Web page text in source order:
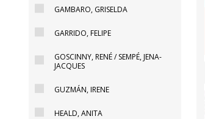
GAMBARO, GRISELDA
GARRIDO, FELIPE
GOSCINNY, RENÉ / SEMPÉ, JENA-
JACQUES
GUZMÁN, IRENE
HEALD, ANITA